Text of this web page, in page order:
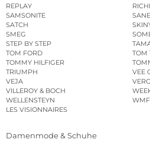
REPLAY
SAMSONITE
SATCH
SMEG
STEP BY STEP
TOM FORD
TOM
TOMMY HILFIGER
TRIUMPH
VEE
VEJA
VILLEROY & BOCH
WELLENSTEYN
WMF
LES VISIONNAIRES
Damenmode & Schuhe